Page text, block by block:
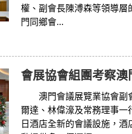
權、副會長陳溥森等領
門同鄉會...
會展協會組團考察澳
澳門會議展覽業協會副
爾達、林偉濠及常務理事一
日酒店全新的會議設施，